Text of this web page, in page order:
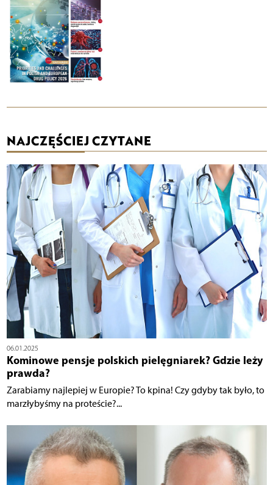
NAJCZĘŚCIEJ CZYTANE
06.01.2025
Kominowe pensje polskich pielęgniarek? Gdzie leży
prawda?
Zarabiamy najlepiej w Europie? To kpina! Czy gdyby tak było, to
marzłybyśmy na proteście?...